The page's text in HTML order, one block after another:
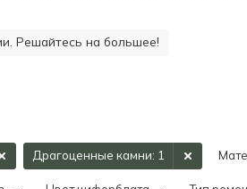
Решайтесь на большее!
Драгоценные камни: 1